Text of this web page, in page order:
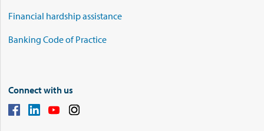
Financial hardship assistance
Banking Code of Practice
Connect with us